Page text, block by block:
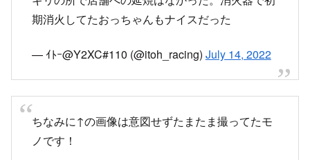
縁石超えてこうなるのは流石の俺でもわからん…
pic.twitter.com/FZJcSlsTG2
— リル・社不 (@wdks8192) April 28, 2020
コンビニにプリウスミサイル防御ポールが立って
いた pic.twitter.com/6p1G5ZoWsf